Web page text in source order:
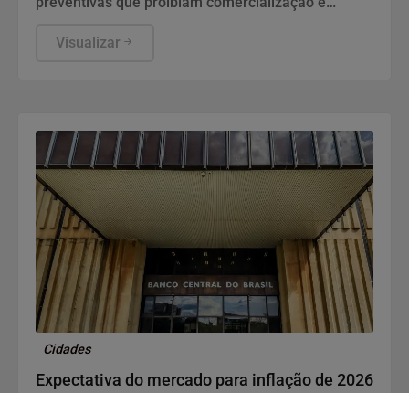
Visualizar
Cidades
Expectativa do mercado para inflação de 2026